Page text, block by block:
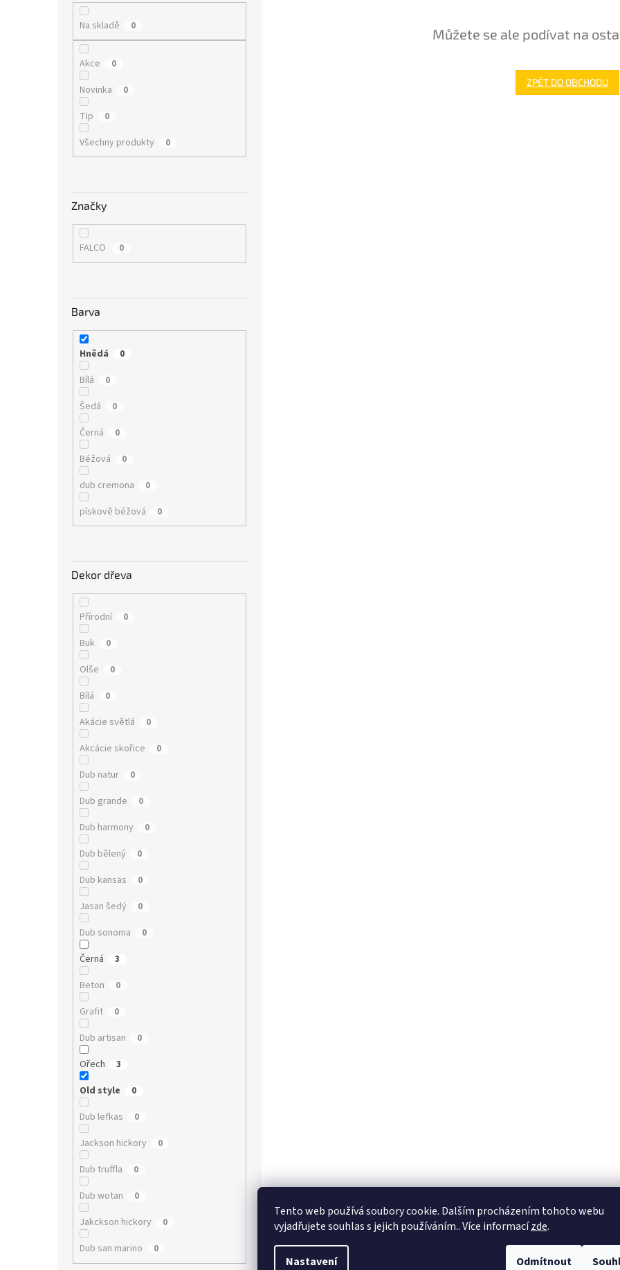
Tento web používá soubory cookie. Dalším procházením tohoto webu
vyjadřujete souhlas s jejich používáním.. Více informacízde.
Nastavení Odmítnout
Na skladě 0
Akce 0
Novinka 0
Tip 0
Všechny produkty 0
Značky
FALCO 0
Barva
Hnědá 0
Bílá 0
Šedá 0
Černá 0
Béžová 0
dub cremona 0
pískově béžová 0
Dekor dřeva
Přírodní 0
Buk 0
Olše 0
Bílá 0
Akácie světlá 0
Akcácie skořice 0
Dub natur 0
Dub grande 0
Dub harmony 0
Dub bělený 0
Dub kansas 0
Jasan šedý 0
Dub sonoma 0
Černá 3
Beton 0
Grafit 0
Dub artisan 0
Ořech 3
Old style 0
Dub lefkas 0
Jackson hickory 0
Dub truffla 0
Dub wotan 0
Jakckson hickory 0
Dub san marino 0
Můžete se ale podívat na
ZPĚT DO OBCHODU